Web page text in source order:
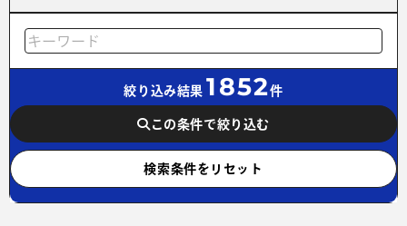
絞り込み結果 1852件
この条件で絞り込む
検索条件をリセット